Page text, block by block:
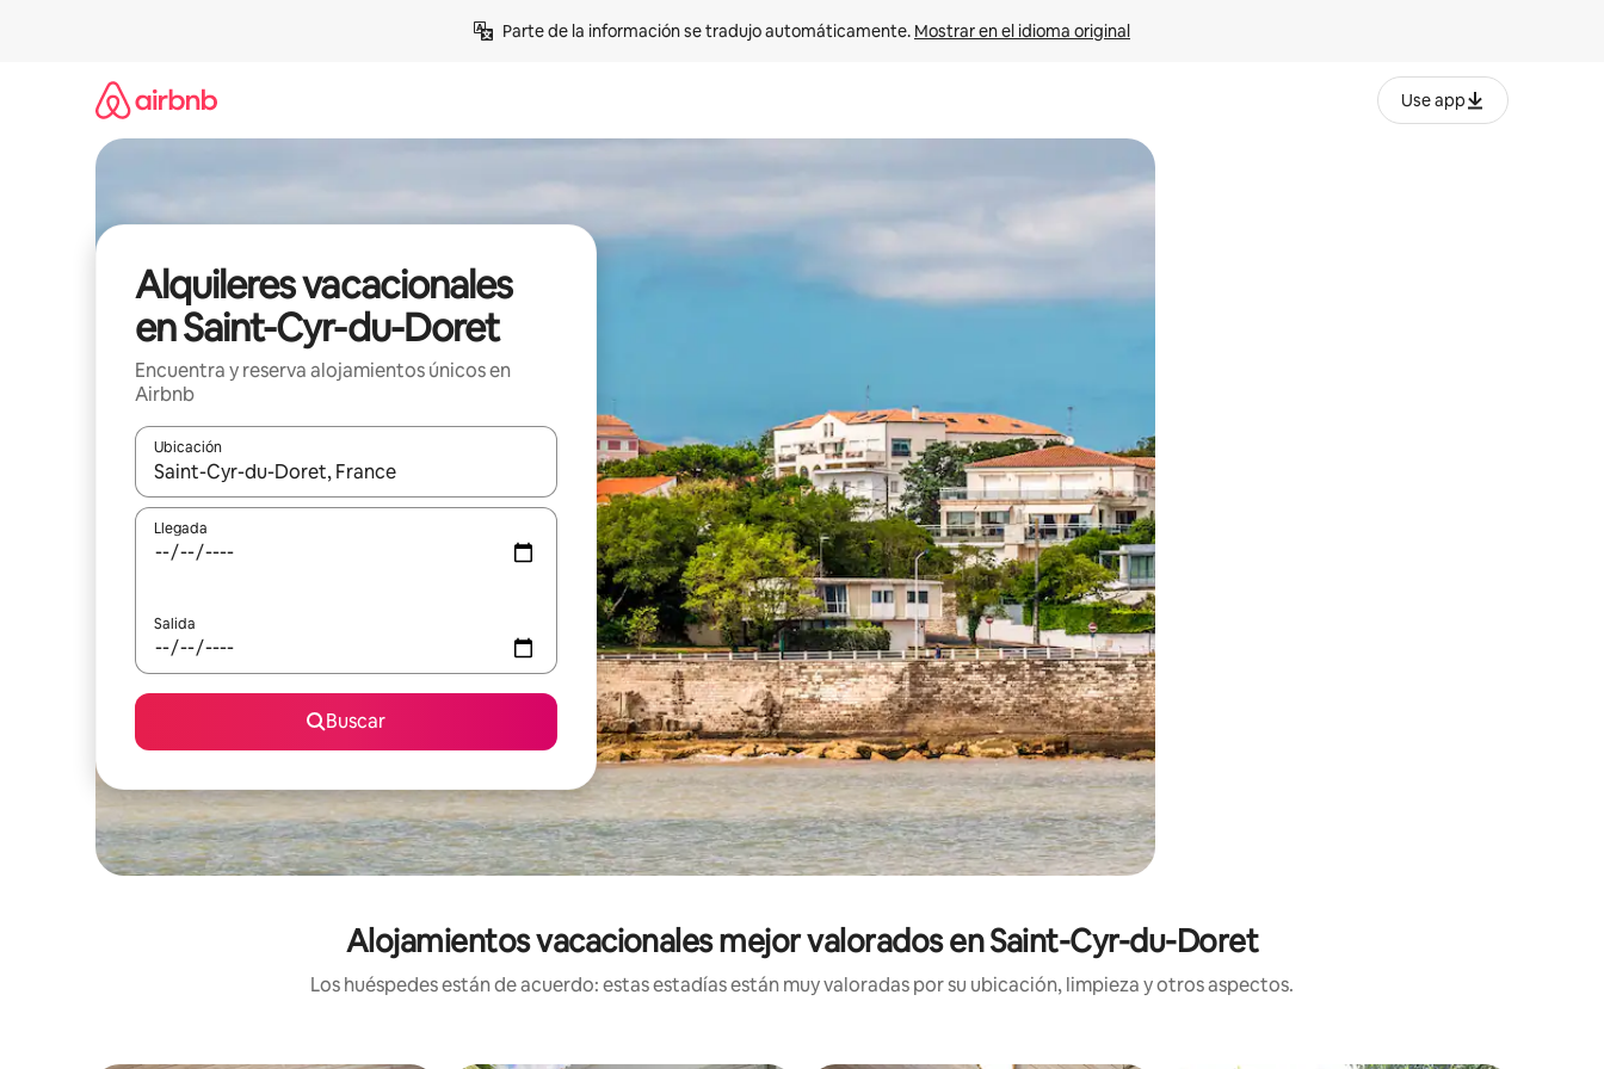
Parte de la información se tradujo automáticamente. Mostrar en el idioma original
Use app
Alquileres vacacionales
en Saint-Cyr-du-Doret
Encuentra y reserva alojamientos únicos en
Airbnb
Ubicación
Cuando los resultados estén disponibles, navega con las teclas de flecha hacia arriba y hacia abajo o explora con el tacto o desliza el dedo.
Llegada
Salida
Buscar
Alojamientos vacacionales mejor valorados en Saint-Cyr-du-Doret
Los huéspedes están de acuerdo: estas estadías están muy valoradas por su ubicación, limpieza y otros aspectos.